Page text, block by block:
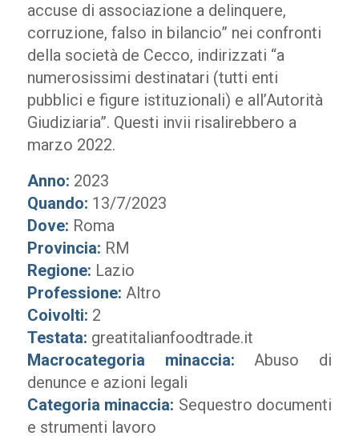
accuse di associazione a delinquere,
corruzione, falso in bilancio” nei confronti
della società de Cecco, indirizzati “a
numerosissimi destinatari (tutti enti
pubblici e figure istituzionali) e all’Autorità
Giudiziaria”. Questi invii risalirebbero a
marzo 2022.
Anno: 2023
Quando: 13/7/2023
Dove: Roma
Provincia: RM
Regione: Lazio
Professione: Altro
Coivolti: 2
Testata: greatitalianfoodtrade.it
Macrocategoria minaccia: Abuso di
denunce e azioni legali
Categoria minaccia: Sequestro documenti
e strumenti lavoro